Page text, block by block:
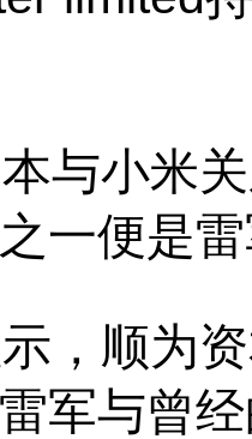
米是小米的生
链公司产生
比过分集中
己的重要股